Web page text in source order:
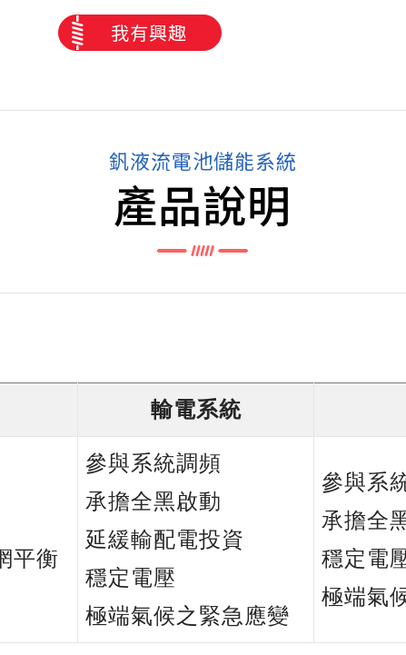
我有興趣
釩液流電池儲能系統
產品說明
輸電系統
平衡
參與系統調頻
承擔全黑啟動
延緩輸配電投資
穩定電壓
極端氣候之緊急應變
參與系
承擔全
穩定電
極端氣